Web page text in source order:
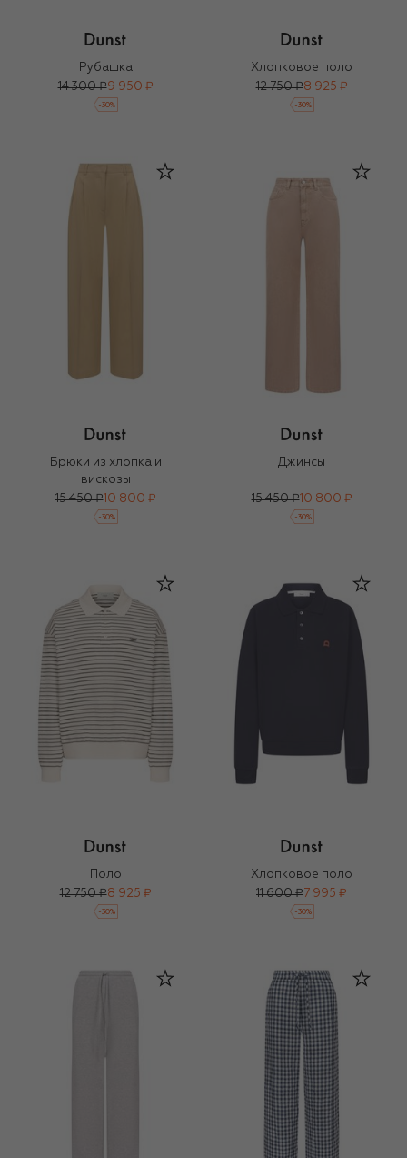
Рубашка
14 300 ₽9 950 ₽
-30%
Хлопковое поло
12 750 ₽8 925 ₽
-30%
Брюки из хлопка и
вискозы
15 450 ₽10 800 ₽
-30%
Джинсы
15 450 ₽10 800 ₽
-30%
Поло
12 750 ₽8 925 ₽
-30%
Хлопковое поло
11 600 ₽7 995 ₽
-30%